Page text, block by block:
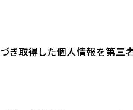
き取得した個人情報を第三